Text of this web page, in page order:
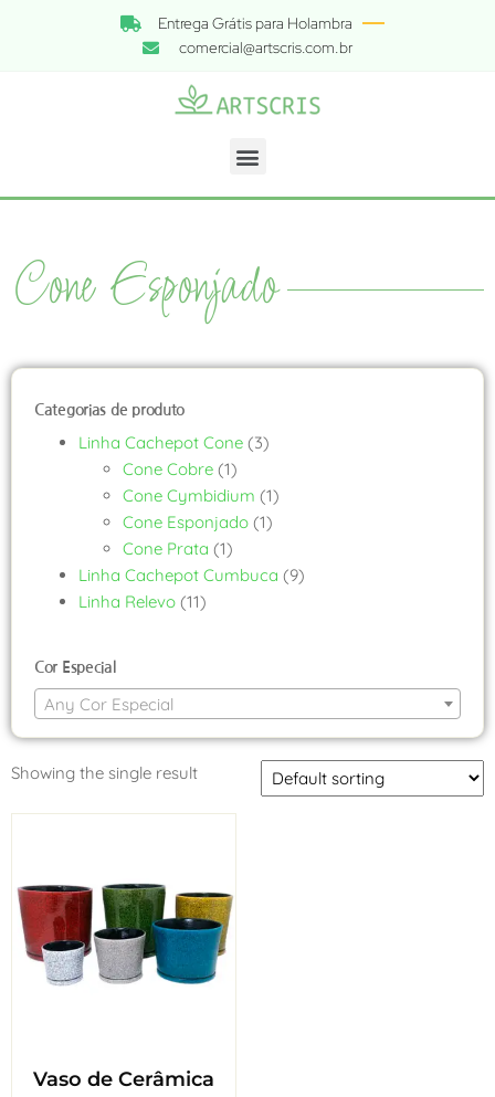
Entrega Grátis para Holambra
comercial@artscris.com.br
Cone Esponjado
Categorias de produto
Linha Cachepot Cone (3)
Cone Cobre (1)
Cone Cymbidium (1)
Cone Esponjado (1)
Cone Prata (1)
Linha Cachepot Cumbuca (9)
Linha Relevo (11)
Cor Especial
Any Cor Especial
Showing the single result
Vaso de Cerâmica